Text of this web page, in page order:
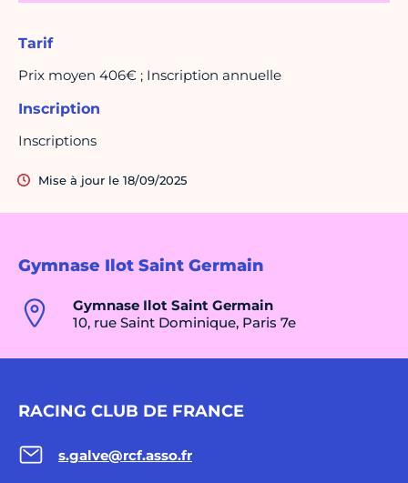
Gymnase Ilot Saint Germain
Gymnase Ilot Saint Germain
10, rue Saint Dominique, Paris 7e
RACING CLUB DE FRANCE
s.galve@rcf.asso.fr
Tarif
Prix moyen 406€ ; Inscription annuelle
Inscription
Inscriptions
Mise à jour le 18/09/2025